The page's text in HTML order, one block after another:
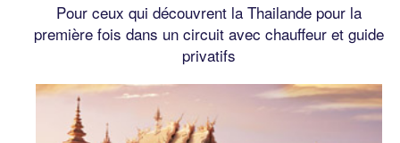
Pour ceux qui découvrent la Thailande pour la
première fois dans un circuit avec chauffeur et guide
privatifs